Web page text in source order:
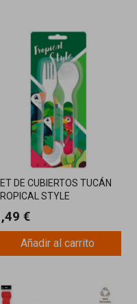
DE CUBIERTOS TUCÁN
STYLE
€
Añadir al carrito